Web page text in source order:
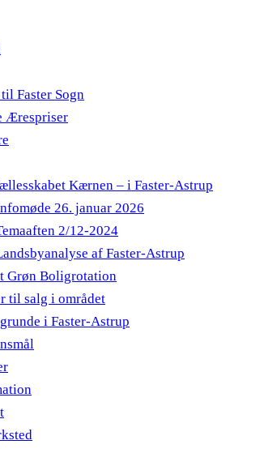
Faster Sogn
Ærespriser
Kærnen – i Faster-Astrup
26. januar 2026
2/12-2024
af Faster-Astrup
Grøn Boligrotation
til salg i området
i Faster-Astrup